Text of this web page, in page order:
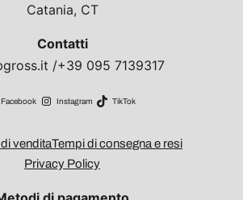
Catania, CT
Contatti
/+39 095 7139317
Facebook Instagram TikTok
venditaTempi di consegna e resi
Privacy Policy